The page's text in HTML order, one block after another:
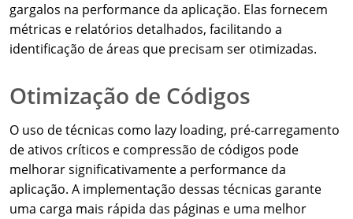
gargalos na performance da aplicação. Elas fornecem
métricas e relatórios detalhados, facilitando a
identificação de áreas que precisam ser otimizadas.
Otimização de Códigos
O uso de técnicas como lazy loading, pré-carregamento
de ativos críticos e compressão de códigos pode
melhorar significativamente a performance da
aplicação. A implementação dessas técnicas garante
uma carga mais rápida das páginas e uma melhor